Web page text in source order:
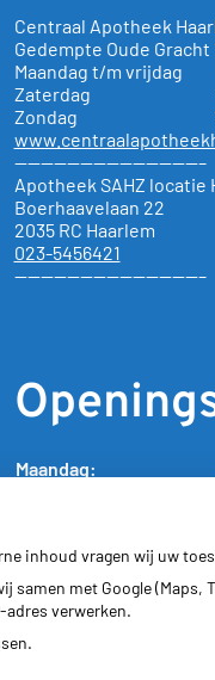
Centraal Apotheek
Gedempte Oude Gracht
Maandag t/m vrijdag
Zaterdag 10.00
Zondag 12.00
——————————————–
Apotheek SAHZ locatie
Boerhaavelaan 22
2035 RC Haarlem
023-5456421
——————————————–
Maandag:
Donderdag:
Vrijdag:
inhoud vragen wij uw
met Google (Maps,
adres verwerken.